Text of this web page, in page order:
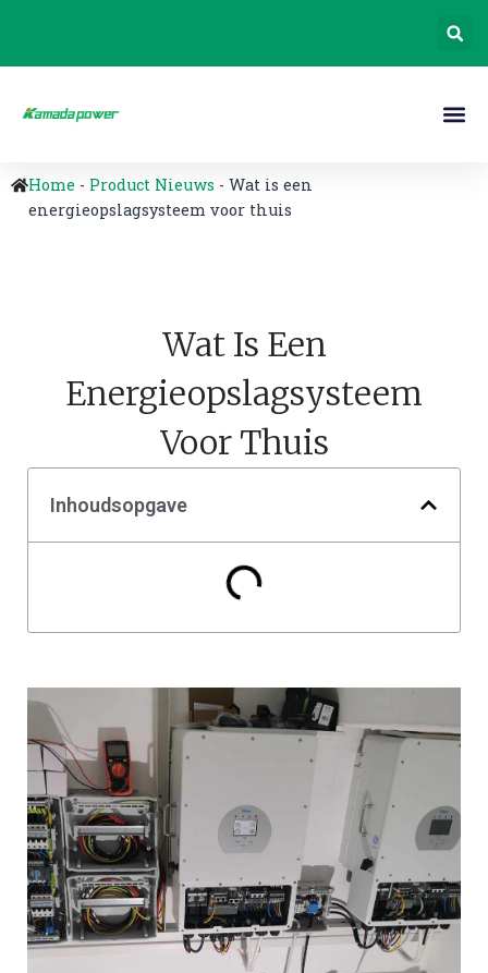
Home - Product Nieuws - Wat is een
energieopslagsysteem voor thuis
Wat Is Een
Energieopslagsysteem
Voor Thuis
Inhoudsopgave